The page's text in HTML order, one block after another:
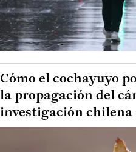
Cómo el cochayuyo
la propagación del
investigación chilena